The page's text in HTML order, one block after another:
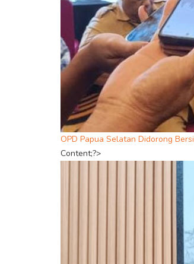
OPD Papua Selatan Didorong
Content;?>